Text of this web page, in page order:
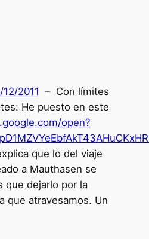
12/2011 – Con límites
He puesto en este
open?
que lo del viaje
a Mauthasen se
que dejarlo por la
que atravesamos. Un